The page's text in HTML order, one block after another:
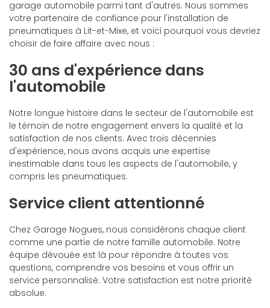
garage automobile parmi tant d'autres. Nous sommes
votre partenaire de confiance pour l'installation de
pneumatiques à Lit-et-Mixe, et voici pourquoi vous devriez
choisir de faire affaire avec nous :
30 ans d'expérience dans
l'automobile
Notre longue histoire dans le secteur de l'automobile est
le témoin de notre engagement envers la qualité et la
satisfaction de nos clients. Avec trois décennies
d'expérience, nous avons acquis une expertise
inestimable dans tous les aspects de l'automobile, y
compris les pneumatiques.
Service client attentionné
Chez Garage Nogues, nous considérons chaque client
comme une partie de notre famille automobile. Notre
équipe dévouée est là pour répondre à toutes vos
questions, comprendre vos besoins et vous offrir un
service personnalisé. Votre satisfaction est notre priorité
absolue.